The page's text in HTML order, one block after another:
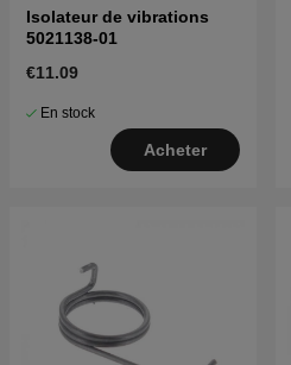
Isolateur de vibrations
5021138-01
€11.09
En stock
Acheter